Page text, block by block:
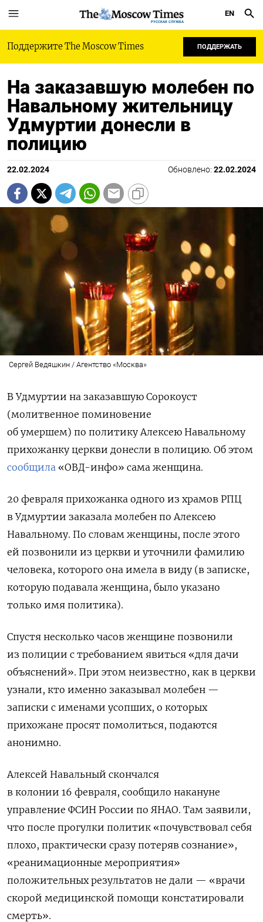
РУССКАЯ СЛУЖБА
EN
Поддержите The Moscow Times ПОДДЕРЖАТЬ
На заказавшую молебен по
Навальному жительницу
Удмуртии донесли в
полицию
22.02.2024 Обновлено: 22.02.2024
Сергей Ведяшкин / Агентство «Москва»
В Удмуртии на заказавшую Сорокоуст
(молитвенное поминовение
об умершем) по политику Алексею Навальному
прихожанку церкви донесли в полицию. Об этом
сообщила «ОВД-инфо» сама женщина.
20 февраля прихожанка одного из храмов РПЦ
в Удмуртии заказала молебен по Алексею
Навальному. По словам женщины, после этого
ей позвонили из церкви и уточнили фамилию
человека, которого она имела в виду (в записке,
которую подавала женщина, было указано
только имя политика).
Спустя несколько часов женщине позвонили
из полиции с требованием явиться «для дачи
объяснений». При этом неизвестно, как в церкви
узнали, кто именно заказывал молебен —
записки с именами усопших, о которых
прихожане просят помолиться, подаются
анонимно.
Алексей Навальный скончался
в колонии 16 февраля, сообщило накануне
управление ФСИН России по ЯНАО. Там заявили,
что после прогулки политик «почувствовал себя
плохо, практически сразу потеряв сознание»,
«реанимационные мероприятия»
положительных результатов не дали — «врачи
скорой медицинской помощи констатировали
смерть».